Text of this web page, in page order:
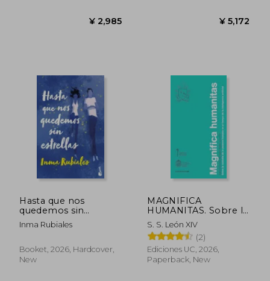
Hasta que nos
quedemos sin
estrellas TD (in
Spanish)
Inma Rubiales
Booket, 2026, Hardcover,
New
MAGNIFICA
HUMANITAS. Sobre la
custodia de la
persona humana en
el tiempo de la
inteligencia artificial
(in Spanish)
S. S. León XIV
(2)
Ediciones UC, 2026,
Paperback, New